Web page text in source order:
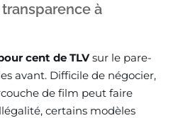
à
cent de TLVsur le pare-
avant. Difficile de négocier,
de film peut faire
certains modèles